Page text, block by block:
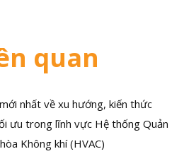
quan
nhất về xu hướng, kiến thức
ưu trong lĩnh vực Hệ thống Quản
Không khí (HVAC)